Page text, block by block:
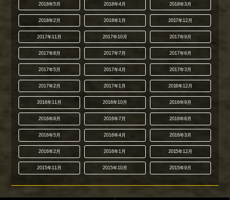
2018年5月 2018年4月 2018年3月
2018年2月 2018年1月 2017年12月
2017年11月 2017年10月 2017年9月
2017年8月 2017年7月 2017年6月
2017年5月 2017年4月 2017年3月
2017年2月 2017年1月 2016年12月
2016年11月 2016年10月 2016年9月
2016年8月 2016年7月 2016年6月
2016年5月 2016年4月 2016年3月
2016年2月 2016年1月 2015年12月
2015年11月 2015年10月 2015年9月